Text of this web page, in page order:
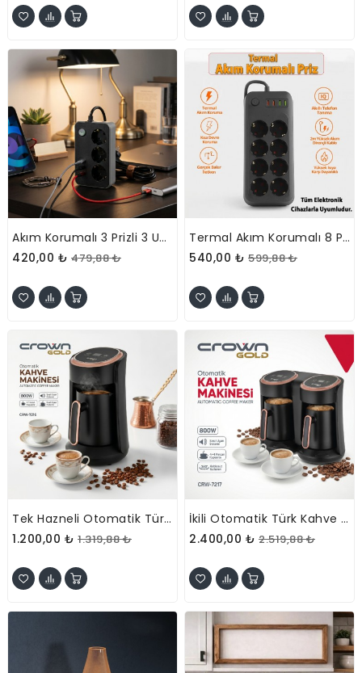
Akım Korumalı 3 Prizli 3 USB Girişli Uzatma Kablosu
420,00 ₺ 479,88 ₺
Termal Akım Korumalı 8 Prizli Uzatma Kablosu
540,00 ₺ 599,88 ₺
Tek Hazneli Otomatik Türk Kahve Makinesi
1.200,00 ₺ 1.319,88 ₺
İkili Otomatik Türk Kahve Makinesi
2.400,00 ₺ 2.519,88 ₺